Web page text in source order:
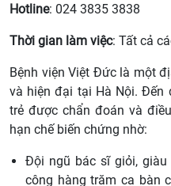
Hotline: 024 3835 3838
Thời gian làm việc: Tất cả
Bệnh viện Việt Đức là một
và hiện đại tại Hà Nội. Đến
trẻ được chẩn đoán và
hạn chế biến chứng nhờ:
Đội ngũ bác sĩ giỏi,
công hàng trăm ca bàn